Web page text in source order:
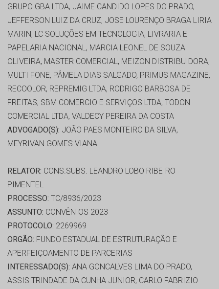
GRUPO GBA LTDA, JAIME CANDIDO LOPES DO PRADO,
JEFFERSON LUIZ DA CRUZ, JOSE LOURENÇO BRAGA LIRIA
MARIN, LC SOLUÇÕES EM TECNOLOGIA, LIVRARIA E
PAPELARIA NACIONAL, MARCIA LEONEL DE SOUZA
OLIVEIRA, MASTER COMERCIAL, MEIZON DISTRIBUIDORA,
MULTI FONE, PÂMELA DIAS SALGADO, PRIMUS MAGAZINE,
RECOOLOR, REPREMIG LTDA, RODRIGO BARBOSA DE
FREITAS, SBM COMERCIO E SERVIÇOS LTDA, TODON
COMERCIAL LTDA, VALDECY PEREIRA DA COSTA
ADVOGADO(S): JOÃO PAES MONTEIRO DA SILVA,
MEYRIVAN GOMES VIANA
RELATOR: CONS.SUBS. LEANDRO LOBO RIBEIRO
PIMENTEL
PROCESSO: TC/8936/2023
ASSUNTO: CONVÊNIOS 2023
PROTOCOLO: 2269969
ORGÃO: FUNDO ESTADUAL DE ESTRUTURAÇÃO E
APERFEIÇOAMENTO DE PARCERIAS
INTERESSADO(S): ANA GONCALVES LIMA DO PRADO,
ASSIS TRINDADE DA CUNHA JUNIOR, CARLO FABRIZIO